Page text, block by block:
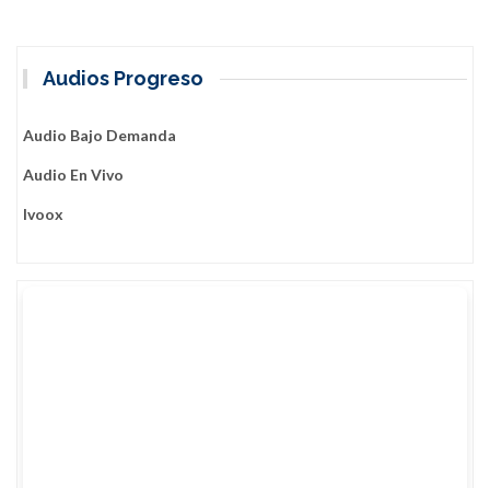
Audios Progreso
Audio Bajo Demanda
Audio En Vivo
Ivoox